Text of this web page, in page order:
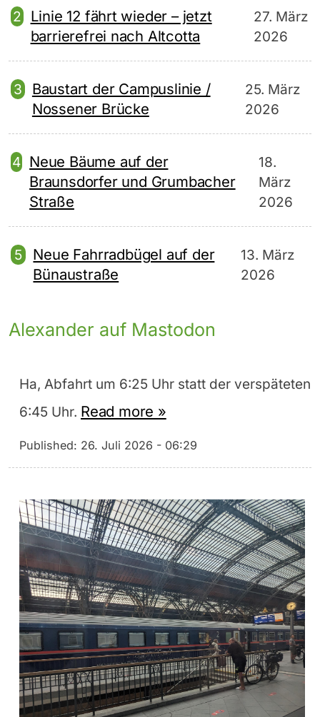
Linie 12 fährt wieder – jetzt
barrierefrei nach Altcotta
27. März
2026
Baustart der Campuslinie /
Nossener Brücke
25. März
2026
Neue Bäume auf der
Braunsdorfer und Grumbacher
Straße
18.
März
2026
Neue Fahrradbügel auf der
Bünaustraße
13. März
2026
Alexander auf Mastodon
Ha, Abfahrt um 6:25 Uhr statt der verspäteten
6:45 Uhr. Read more »
Published: 26. Juli 2026 - 06:29